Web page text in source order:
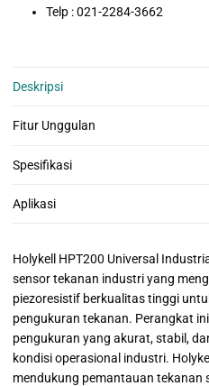
Telp : 021-2284-3662
Deskripsi
Fitur Unggulan
Spesifikasi
Aplikasi
Holykell HPT200 Universal
sensor tekanan industri yang
piezoresistif berkualitas tinggi
pengukuran tekanan. Perangkat
pengukuran yang akurat, stabil,
kondisi operasional industri.
mendukung pemantauan tekanan